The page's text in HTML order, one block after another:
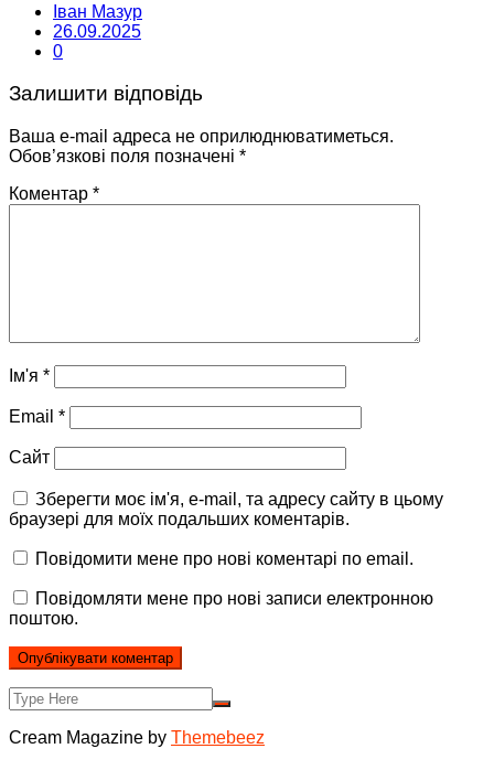
Іван Мазур
26.09.2025
0
Залишити відповідь
Ваша e-mail адреса не оприлюднюватиметься.
Обов’язкові поля позначені *
Коментар *
Ім'я *
Email *
Сайт
Зберегти моє ім'я, e-mail, та адресу сайту в цьому
браузері для моїх подальших коментарів.
Повідомити мене про нові коментарі по email.
Повідомляти мене про нові записи електронною
поштою.
Cream Magazine by Themebeez